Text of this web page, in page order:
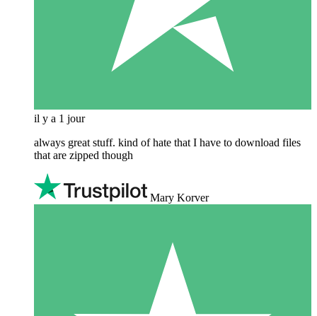
il y a 1 jour
always great stuff. kind of hate that I have to download files
that are zipped though
Mary Korver